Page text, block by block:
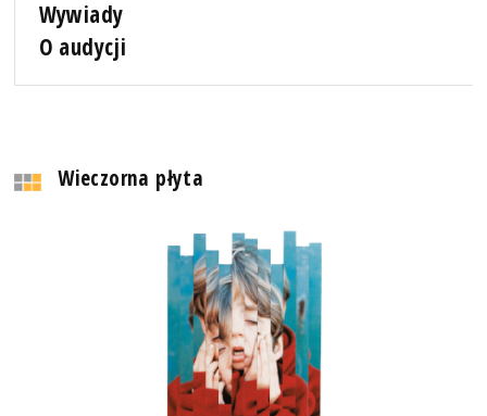
Wywiady
O audycji
Wieczorna płyta